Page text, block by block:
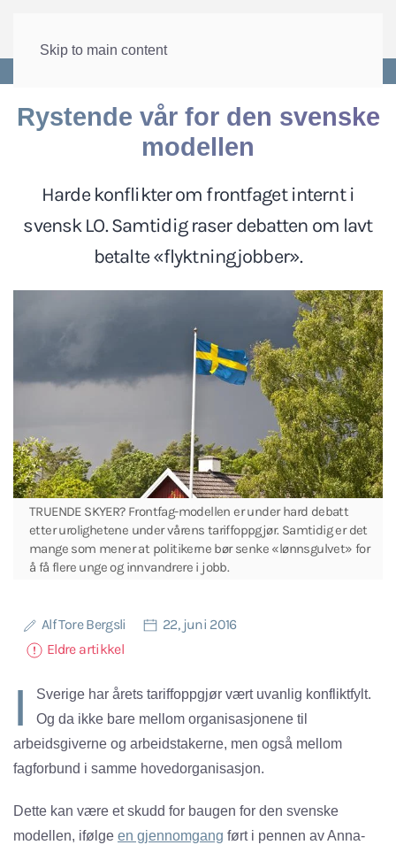
Skip to main content
Rystende vår for den svenske
modellen
Harde konflikter om frontfaget internt i
svensk LO. Samtidig raser debatten om lavt
betalte «flyktningjobber».
TRUENDE SKYER? Frontfag-modellen er under hard debatt
etter urolighetene under vårens tariffoppgjør. Samtidig er det
mange som mener at politikerne bør senke «lønnsgulvet» for
å få flere unge og innvandrere i jobb.
Alf Tore Bergsli
22, juni 2016
Eldre artikkel
I
Sverige har årets tariffoppgjør vært uvanlig konfliktfylt.
Og da ikke bare mellom organisasjonene til
arbeidsgiverne og arbeidstakerne, men også mellom
fagforbund i samme hovedorganisasjon.
Dette kan være et skudd for baugen for den svenske
modellen, ifølge en gjennomgang ført i pennen av Anna-